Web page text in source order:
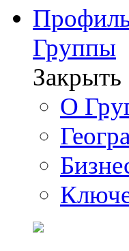
Группы
Закрыть
О